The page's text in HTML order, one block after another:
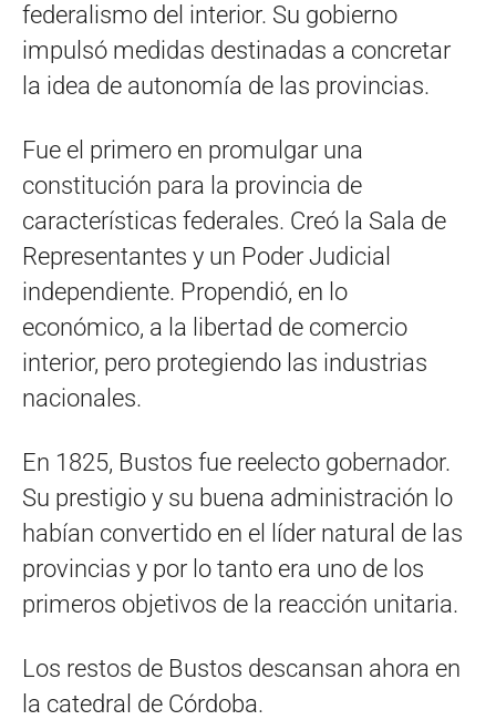
federalismo del interior. Su gobierno
impulsó medidas destinadas a concretar
la idea de autonomía de las provincias.
Fue el primero en promulgar una
constitución para la provincia de
características federales. Creó la Sala de
Representantes y un Poder Judicial
independiente. Propendió, en lo
económico, a la libertad de comercio
interior, pero protegiendo las industrias
nacionales.
En 1825, Bustos fue reelecto gobernador.
Su prestigio y su buena administración lo
habían convertido en el líder natural de las
provincias y por lo tanto era uno de los
primeros objetivos de la reacción unitaria.
Los restos de Bustos descansan ahora en
la catedral de Córdoba.